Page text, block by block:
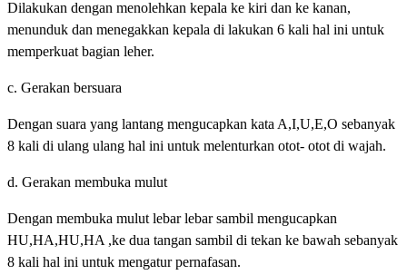
Dilakukan dengan menolehkan kepala ke kiri dan ke kanan,
menunduk dan menegakkan kepala di lakukan 6 kali hal ini untuk
memperkuat bagian leher.
c. Gerakan bersuara
Dengan suara yang lantang mengucapkan kata A,I,U,E,O sebanyak
8 kali di ulang ulang hal ini untuk melenturkan otot- otot di wajah.
d. Gerakan membuka mulut
Dengan membuka mulut lebar lebar sambil mengucapkan
HU,HA,HU,HA ,ke dua tangan sambil di tekan ke bawah sebanyak
8 kali hal ini untuk mengatur pernafasan.